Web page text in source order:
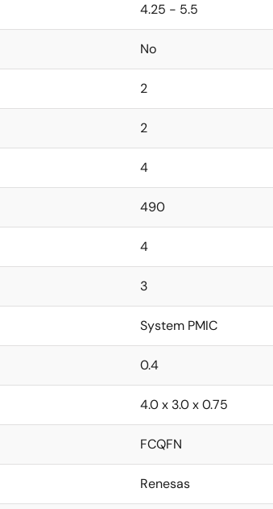
4.25 - 5.5
No
2
2
4
490
4
3
System PMIC
0.4
4.0 x 3.0 x 0.75
FCQFN
Renesas